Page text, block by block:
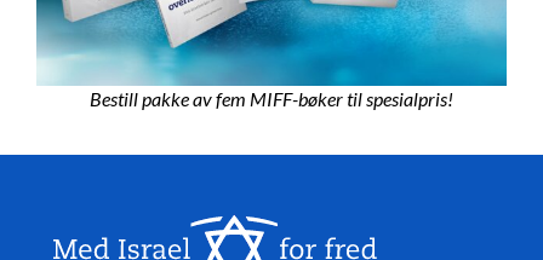
Bestill pakke av fem MIFF-bøker til spesialpris!